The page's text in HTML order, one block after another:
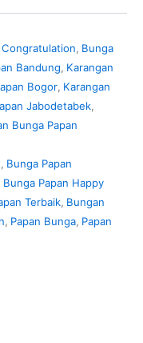
, Bunga
Bandung, Karangan
Bogor, Karangan
Jabodetabek,
Bunga Papan
, Bunga Papan
Bunga Papan Happy
Terbaik, Bungan
, Papan Bunga, Papan